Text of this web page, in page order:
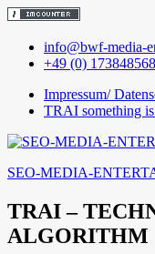
Skip
info@bwf-media-
+49 (0)
Impressum/
TRAI something
SEO-MEDIA-
TRAI –
ALGORITHM